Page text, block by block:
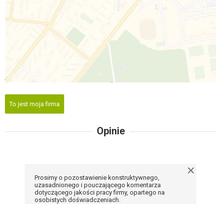
To jest moja firma
Opinie
Prosimy o pozostawienie konstruktywnego,
uzasadnionego i pouczającego komentarza
dotyczącego jakości pracy firmy, opartego na
osobistych doświadczeniach.